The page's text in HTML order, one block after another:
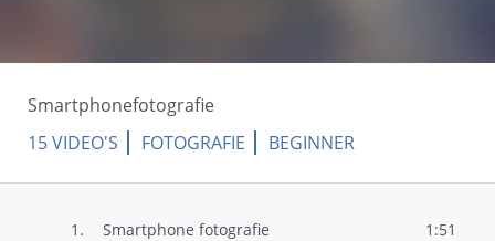
Smartphonefotografie
15 VIDEO'S
FOTOGRAFIE BEGINNER
1. Smartphone fotografie
1:51